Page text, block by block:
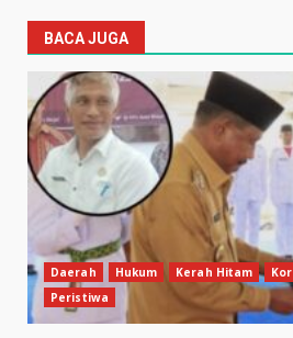
BACA JUGA
Daerah Hukum Kerah Hitam
Peristiwa